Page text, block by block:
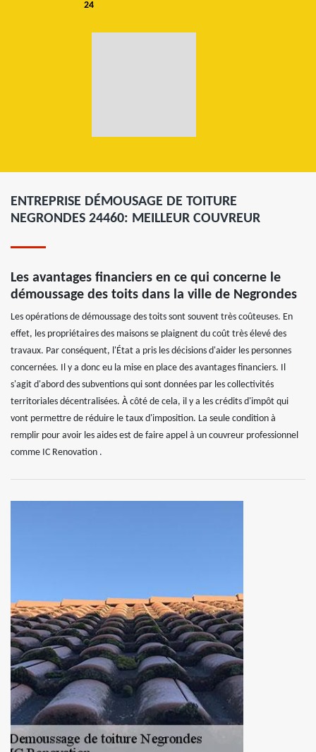
24
ENTREPRISE DÉMOUSAGE DE TOITURE
NEGRONDES 24460: MEILLEUR COUVREUR
Les avantages financiers en ce qui concerne le
démoussage des toits dans la ville de Negrondes
Les opérations de démoussage des toits sont souvent très coûteuses. En
effet, les propriétaires des maisons se plaignent du coût très élevé des
travaux. Par conséquent, l'État a pris les décisions d'aider les personnes
concernées. Il y a donc eu la mise en place des avantages financiers. Il
s'agit d'abord des subventions qui sont données par les collectivités
territoriales décentralisées. À côté de cela, il y a les crédits d'impôt qui
vont permettre de réduire le taux d'imposition. La seule condition à
remplir pour avoir les aides est de faire appel à un couvreur professionnel
comme IC Renovation .